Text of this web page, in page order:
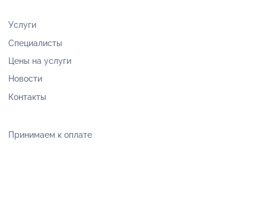
Услуги
Специалисты
Цены на услуги
Новости
Контакты
Принимаем к оплате